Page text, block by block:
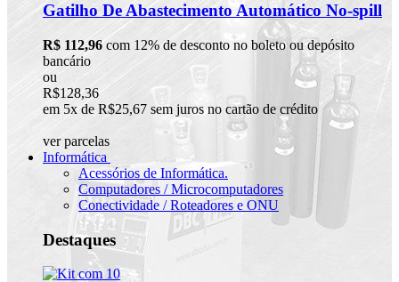
Gatilho De Abastecimento Automático No-spill
R$ 112,96 com 12% de desconto no boleto ou depósito
bancário
ou
R$128,36
em 5x de R$25,67 sem juros no cartão de crédito
ver parcelas
Informática
Acessórios de Informática.
Computadores / Microcomputadores
Conectividade / Roteadores e ONU
Destaques